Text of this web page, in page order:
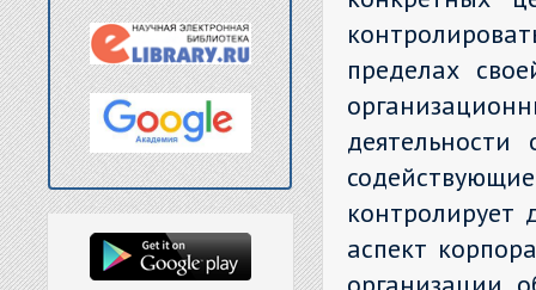
пределах
контролирует
аспект